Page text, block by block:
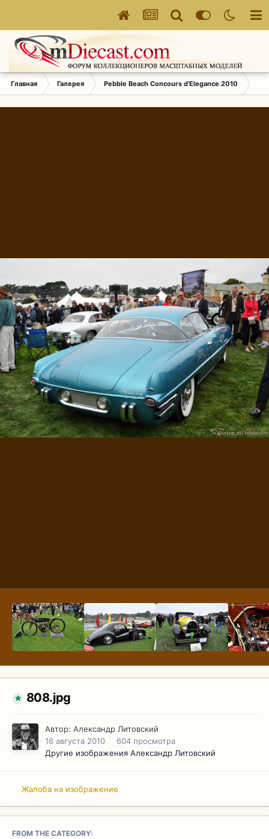
Главная Галерея Pebble Beach Concours d'Elegance 2010
808.jpg
Автор: Александр Литовский
16 августа 2010
604 просмотра
Другие изображения Александр Литовский
Жалоба на изображение
FROM THE CATEGORY: